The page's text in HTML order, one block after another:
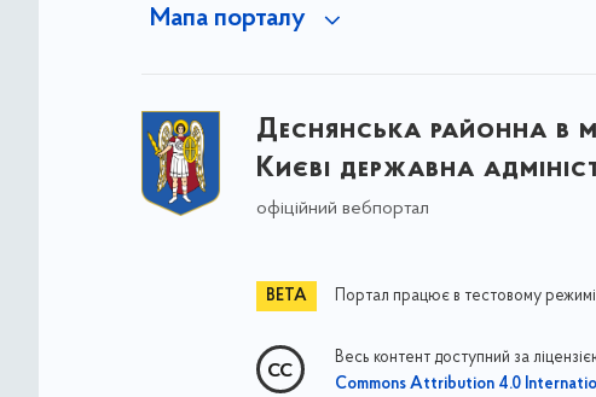
Мапа порталу
Деснянська районна в
Києві державна
офіційний вебпортал
Портал працює в тестовому режимі
Весь контент доступний за
Commons Attribution 4.0